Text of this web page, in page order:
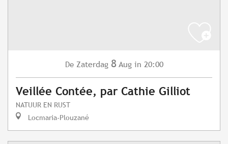
De Zaterdag 8 Aug in 20:00
Veillée Contée, par Cathie Gilliot
NATUUR EN RUST
Locmaria-Plouzané